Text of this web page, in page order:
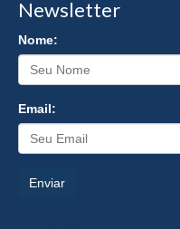
Newsletter
Nome:
Email:
Enviar